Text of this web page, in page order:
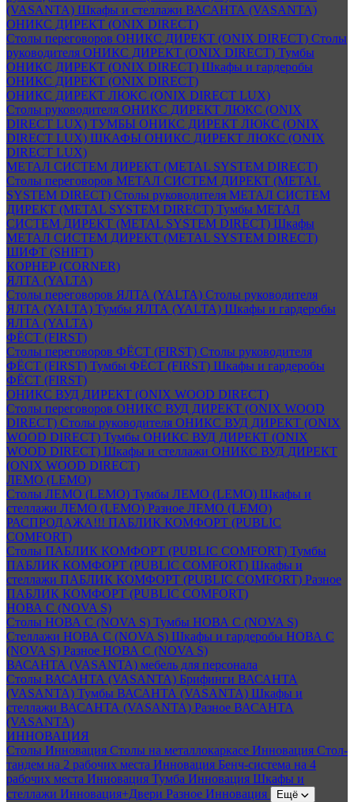
(VASANTA) Шкафы и стеллажи ВАСАНТА (VASANTA)
ОНИКС ДИРЕКТ (ONIX DIRECT)
Столы переговоров ОНИКС ДИРЕКТ (ONIX DIRECT) Столы
руководителя ОНИКС ДИРЕКТ (ONIX DIRECT) Тумбы
ОНИКС ДИРЕКТ (ONIX DIRECT) Шкафы и гардеробы
ОНИКС ДИРЕКТ (ONIX DIRECT)
ОНИКС ДИРЕКТ ЛЮКС (ONIX DIRECT LUX)
Столы руководителя ОНИКС ДИРЕКТ ЛЮКС (ONIX
DIRECT LUX) ТУМБЫ ОНИКС ДИРЕКТ ЛЮКС (ONIX
DIRECT LUX) ШКАФЫ ОНИКС ДИРЕКТ ЛЮКС (ONIX
DIRECT LUX)
МЕТАЛ СИСТЕМ ДИРЕКТ (METAL SYSTEM DIRECT)
Столы переговоров МЕТАЛ СИСТЕМ ДИРЕКТ (METAL
SYSTEM DIRECT) Столы руководителя МЕТАЛ СИСТЕМ
ДИРЕКТ (METAL SYSTEM DIRECT) Тумбы МЕТАЛ
СИСТЕМ ДИРЕКТ (METAL SYSTEM DIRECT) Шкафы
МЕТАЛ СИСТЕМ ДИРЕКТ (METAL SYSTEM DIRECT)
ШИФТ (SHIFT)
КОРНЕР (CORNER)
ЯЛТА (YALTA)
Столы переговоров ЯЛТА (YALTA) Столы руководителя
ЯЛТА (YALTA) Тумбы ЯЛТА (YALTA) Шкафы и гардеробы
ЯЛТА (YALTA)
ФЁСТ (FIRST)
Столы переговоров ФЁСТ (FIRST) Столы руководителя
ФЁСТ (FIRST) Тумбы ФЁСТ (FIRST) Шкафы и гардеробы
ФЁСТ (FIRST)
ОНИКС ВУД ДИРЕКТ (ONIX WOOD DIRECT)
Столы переговоров ОНИКС ВУД ДИРЕКТ (ONIX WOOD
DIRECT) Столы руководителя ОНИКС ВУД ДИРЕКТ (ONIX
WOOD DIRECT) Тумбы ОНИКС ВУД ДИРЕКТ (ONIX
WOOD DIRECT) Шкафы и стеллажи ОНИКС ВУД ДИРЕКТ
(ONIX WOOD DIRECT)
ЛЕМО (LEMO)
Столы ЛЕМО (LEMO) Тумбы ЛЕМО (LEMO) Шкафы и
стеллажи ЛЕМО (LEMO) Разное ЛЕМО (LEMO)
РАСПРОДАЖА!!! ПАБЛИК КОМФОРТ (PUBLIC
COMFORT)
Столы ПАБЛИК КОМФОРТ (PUBLIC COMFORT) Тумбы
ПАБЛИК КОМФОРТ (PUBLIC COMFORT) Шкафы и
стеллажи ПАБЛИК КОМФОРТ (PUBLIC COMFORT) Разное
ПАБЛИК КОМФОРТ (PUBLIC COMFORT)
НОВА С (NOVA S)
Столы НОВА С (NOVA S) Тумбы НОВА С (NOVA S)
Стеллажи НОВА С (NOVA S) Шкафы и гардеробы НОВА С
(NOVA S) Разное НОВА С (NOVA S)
ВАСАНТА (VASANTA) мебель для персонала
Столы ВАСАНТА (VASANTA) Брифинги ВАСАНТА
(VASANTA) Тумбы ВАСАНТА (VASANTA) Шкафы и
стеллажи ВАСАНТА (VASANTA) Разное ВАСАНТА
(VASANTA)
ИННОВАЦИЯ
Столы Инновация Столы на металлокаркасе Инновация Стол-
тандем на 2 рабочих места Инновация Бенч-система на 4
рабочих места Инновация Тумба Инновация Шкафы и
стеллажи Инновация+Двери Разное Инновация Ещё